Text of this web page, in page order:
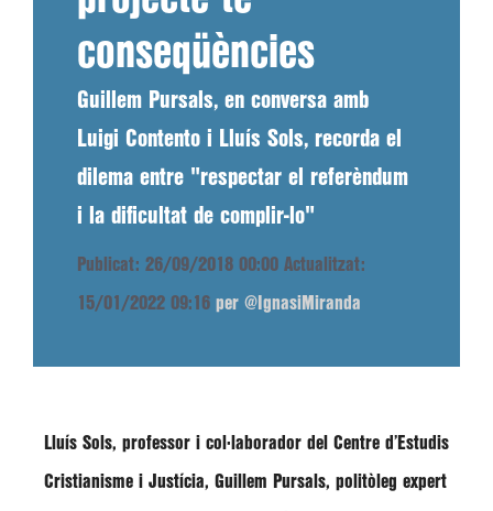
conseqüències
Guillem Pursals, en conversa amb
Luigi Contento i Lluís Sols, recorda el
dilema entre "respectar el referèndum
i la dificultat de complir-lo"
Publicat: 26/09/2018 00:00 Actualitzat:
15/01/2022 09:16 per @IgnasiMiranda
Lluís Sols, professor i col·laborador del Centre d’Estudis
Cristianisme i Justícia, Guillem Pursals, politòleg expert